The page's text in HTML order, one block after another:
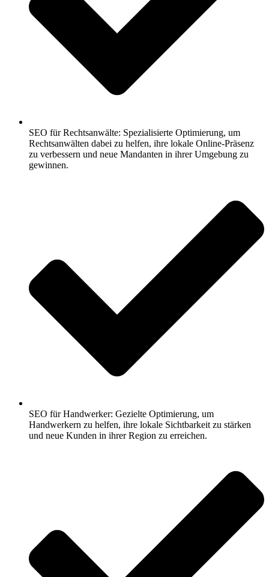
SEO für Rechtsanwälte: Spezialisierte Optimierung, um
Rechtsanwälten dabei zu helfen, ihre lokale Online-Präsenz
zu verbessern und neue Mandanten in ihrer Umgebung zu
gewinnen.
SEO für Handwerker: Gezielte Optimierung, um
Handwerkern zu helfen, ihre lokale Sichtbarkeit zu stärken
und neue Kunden in ihrer Region zu erreichen.